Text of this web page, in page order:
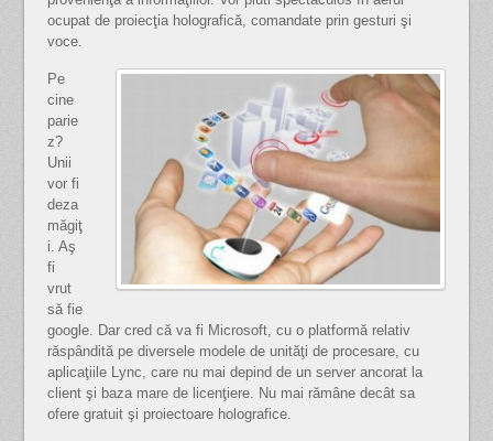
ocupat de proiecţia holografică, comandate prin gesturi şi
voce.
Pe
cine
parie
z?
Unii
vor fi
deza
măgiţ
i. Aş
fi
vrut
să fie
google. Dar cred că va fi Microsoft, cu o platformă relativ
răspândită pe diversele modele de unităţi de procesare, cu
aplicaţiile Lync, care nu mai depind de un server ancorat la
client şi baza mare de licenţiere. Nu mai rămâne decât sa
ofere gratuit şi proiectoare holografice.